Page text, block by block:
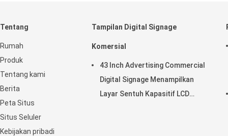
Tentang
Rumah
Produk
Tentang kami
Berita
Peta Situs
Situs Seluler
Kebijakan pribadi
Tampilan Digital Signage
Komersial
43 Inch Advertising Commercial
Digital Signage Menampilkan
Layar Sentuh Kapasitif LCD